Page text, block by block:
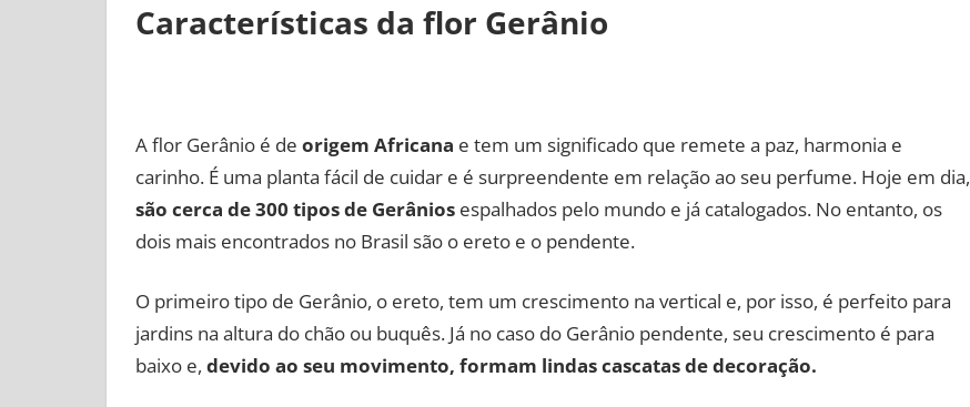
Características da flor Gerânio
A flor Gerânio é de origem Africana e tem um significado que remete a paz, harmonia e
carinho. É uma planta fácil de cuidar e é surpreendente em relação ao seu perfume. Hoje em dia,
são cerca de 300 tipos de Gerâniosespalhados pelo mundo e já catalogados. No entanto, os
dois mais encontrados no Brasil são o ereto e o pendente.
O primeiro tipo de Gerânio, o ereto, tem um crescimento na vertical e, por isso, é perfeito para
jardins na altura do chão ou buquês. Já no caso do Gerânio pendente, seu crescimento é para
baixo e, devido ao seu movimento, formam lindas cascatas de decoração.